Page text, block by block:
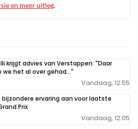
en meer uitleg.
krijgt advies van Verstappen: "Daar
we het al over gehad..."
Vandaag, 12:55
bijzondere ervaring aan voor laatste
Prix
Vandaag, 12:05